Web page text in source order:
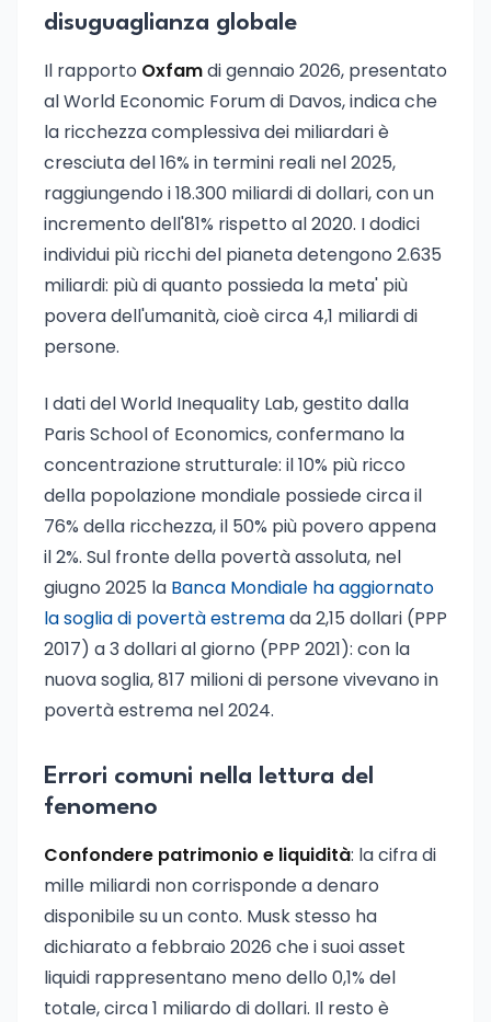
disuguaglianza globale
Il rapporto Oxfamdi gennaio 2026, presentato
al World Economic Forum di Davos, indica che
la ricchezza complessiva dei miliardari è
cresciuta del 16% in termini reali nel 2025,
raggiungendo i 18.300 miliardi di dollari, con un
incremento dell'81% rispetto al 2020. I dodici
individui più ricchi del pianeta detengono 2.635
miliardi: più di quanto possieda la meta' più
povera dell'umanità, cioè circa 4,1 miliardi di
persone.
I dati del World Inequality Lab, gestito dalla
Paris School of Economics, confermano la
concentrazione strutturale: il 10% più ricco
della popolazione mondiale possiede circa il
76% della ricchezza, il 50% più povero appena
il 2%. Sul fronte della povertà assoluta, nel
giugno 2025 la Banca Mondiale ha aggiornato
la soglia di povertà estremada 2,15 dollari (PPP
2017) a 3 dollari al giorno (PPP 2021): con la
nuova soglia, 817 milioni di persone vivevano in
povertà estrema nel 2024.
Errori comuni nella lettura del
fenomeno
Confondere patrimonio e liquidità: la cifra di
mille miliardi non corrisponde a denaro
disponibile su un conto. Musk stesso ha
dichiarato a febbraio 2026 che i suoi asset
liquidi rappresentano meno dello 0,1% del
totale, circa 1 miliardo di dollari. Il resto è